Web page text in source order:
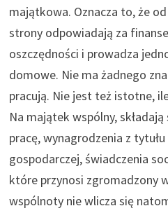
majątkowa. Oznacza to, że
strony odpowiadają za
oszczędności i prowadza
domowe. Nie ma żadnego
pracują. Nie jest też istotne,
Na majątek wspólny,
pracę, wynagrodzenia z
gospodarczej, świadczenia
które przynosi zgromadzony
wspólnoty nie wlicza się